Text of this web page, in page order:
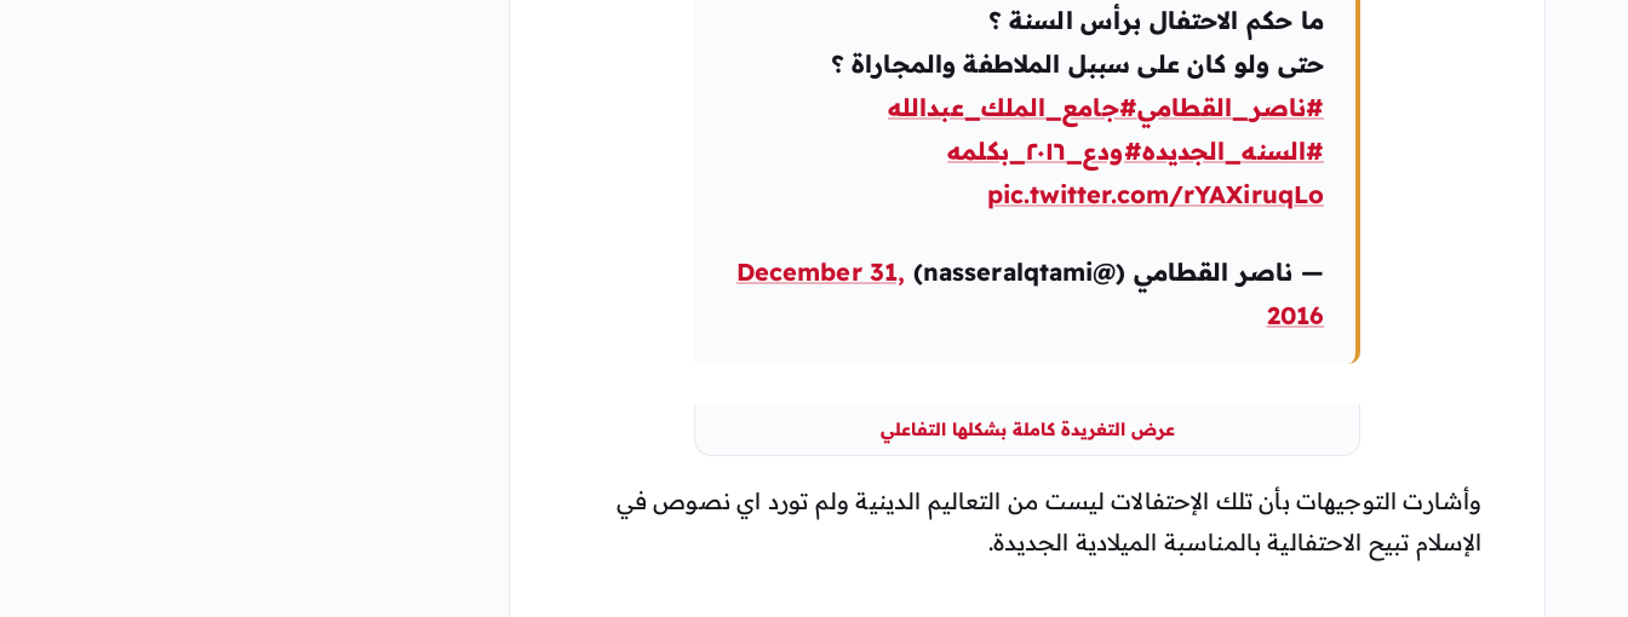
ما حكم الاحتفال برأس السنة ؟
حتى ولو كان على سببل الملاطفة والمجاراة ؟
#ناصر_القطامي#جامع_الملك_عبدالله
#السنه_الجديده#ودع_٢٠١٦_بكلمه
pic.twitter.com/rYAXiruqLo
— ناصر القطامي (@nasseralqtami)
December 31,
2016
عرض التغريدة كاملة بشكلها التفاعلي
وأشارت التوجيهات بأن تلك الإحتفالات ليست من التعاليم الدينية ولم تورد اي نصوص في
الإسلام تبيح الاحتفالية بالمناسبة الميلادية الجديدة.